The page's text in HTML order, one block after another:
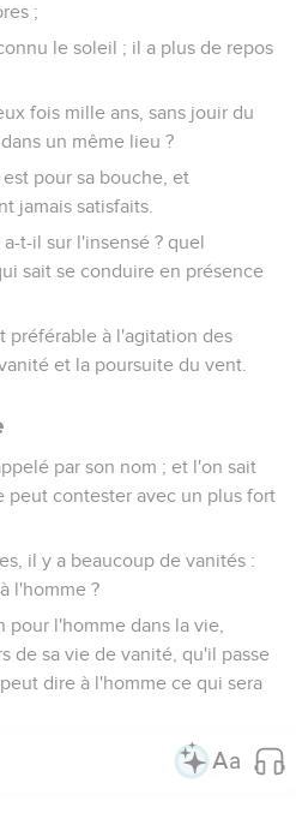
;
le soleil ; il a plus de repos
fois mille ans, sans jouir du
un même lieu ?
pour sa bouche, et
jamais satisfaits.
t-il sur l'insensé ? quel
sait se conduire en présence
préférable à l'agitation des
et la poursuite du vent.
par son nom ; et l'on sait
peut contester avec un plus fort
il y a beaucoup de vanités :
l'homme ?
pour l'homme dans la vie,
de sa vie de vanité, qu'il passe
dire à l'homme ce qui sera